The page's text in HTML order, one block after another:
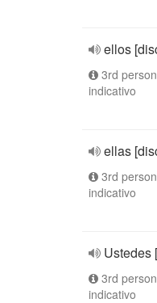
ellos
3rd
indicativo
ellas
3rd
indicativo
Ustedes
3rd
indicativo